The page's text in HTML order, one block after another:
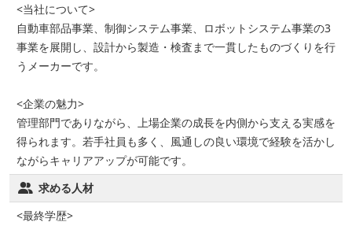
<当社について>
自動車部品事業、制御システム事業、ロボットシステム事業の3
事業を展開し、設計から製造・検査まで一貫したものづくりを行
うメーカーです。
<企業の魅力>
管理部門でありながら、上場企業の成長を内側から支える実感を
得られます。若手社員も多く、風通しの良い環境で経験を活かし
ながらキャリアアップが可能です。
求める人材
<最終学歴>